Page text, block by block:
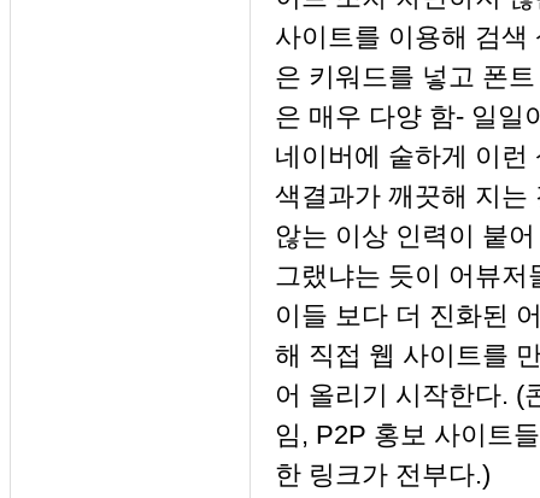
사이트를 이용해 검색
은 키워드를 넣고 폰
은 매우 다양 함- 일일
네이버에 숱하게 이런
색결과가 깨끗해 지는
않는 이상 인력이 붙
그랬냐는 듯이 어뷰저
이들 보다 더 진화된
해 직접 웹 사이트를
어 올리기 시작한다. (
임, P2P 홍보 사이트
한 링크가 전부다.)